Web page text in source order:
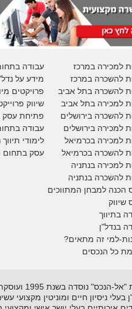
למכירה במרכז
להשכרה במרכז
להשכרה בתל אביב
למכירה בתל אביב
להשכרה בירושלים
למכירה בירושלים
למכירהבכרמיאל
להשכרהבכרמיאל
למכירה בנתניה
להשכרה בנתניה
הכנה למבחן המתווכים
שיווק
בתיווך
בנדל"ן
למי זה מתאים?
עבודה
מידע על
פרויקטים
שיווק
פתיחת עסק
עבודה
לימודי תיווך
עסק בתחום
כל הנכסים
בעלי ניסיון חיים ומוניטין